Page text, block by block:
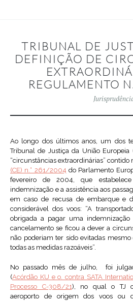
TRIBUNAL DE
DEFINIÇÃO DE
REGULAMENTO
Ao longo dos últimos anos, um dos
Tribunal de Justiça da União
“circunstâncias extraordinárias” contido
(CE) n.° 261/2004 do Parlamento
fevereiro de 2004, que
indemnização e a assistência aos
em caso de recusa de embarque e
considerável dos voos: “A
obrigada a pagar uma
cancelamento se ficou a dever a
não poderiam ter sido evitadas
todas as medidas razoáveis”.
No passado mês de julho, foi
(Acórdão KU e o. contra SATA
Processo C-308/21), no qual o TJ
aeroporto de origem dos voos ou